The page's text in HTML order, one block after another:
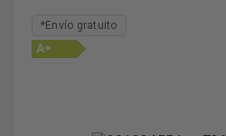
*Envío gratuito
A+